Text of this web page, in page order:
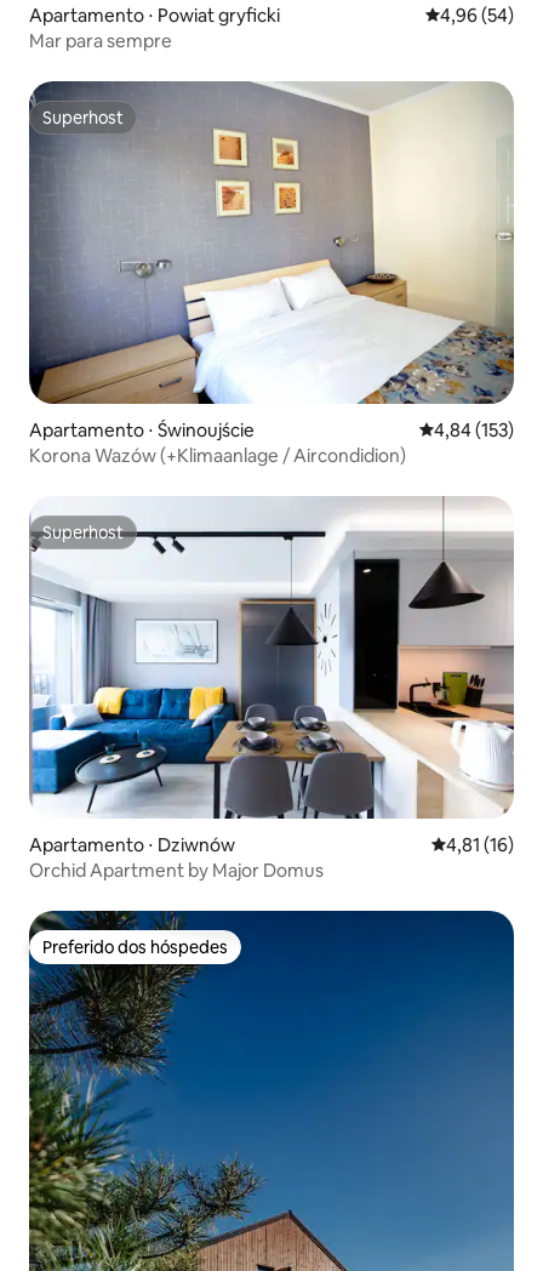
Apartamento ⋅ Powiat gryficki 4,96 de uma
4,96 (54)
Mar para sempre
Superhost
Superhost
Apartamento ⋅ Świnoujście 4,84 de uma
4,84 (153)
Korona Wazów (+Klimaanlage / Aircondidion)
Superhost
Superhost
Apartamento ⋅ Dziwnów 4,81 de uma
4,81 (16)
Orchid Apartment by Major Domus
Preferido dos hóspedes
Preferido dos hóspedes